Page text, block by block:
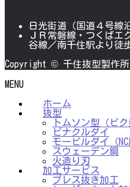
日光街道（国道４号線
ＪＲ常磐線・つくばエ
谷線／南千住駅より徒
Copyright © 千住抜型製作
MENU
ホーム
抜型
トムソン型（ビク
ピナクルダイ
モービルダイ（NC
スウェーデン鋼
火造り刃
加工サービス
プレス抜き加工